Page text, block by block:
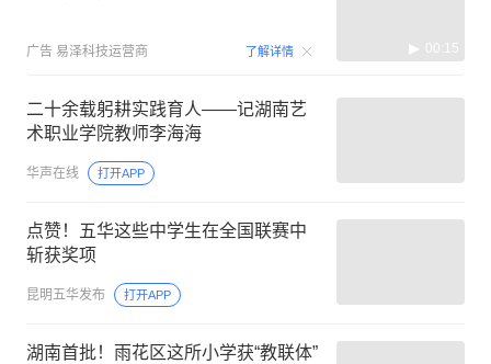
广告 易泽科技运营商 了解详情 00:15
二十余载躬耕实践育人——记湖南艺
术职业学院教师李海海
华声在线 打开APP
点赞！五华这些中学生在全国联赛中
斩获奖项
昆明五华发布 打开APP
湖南首批！雨花区这所小学获“教联体”